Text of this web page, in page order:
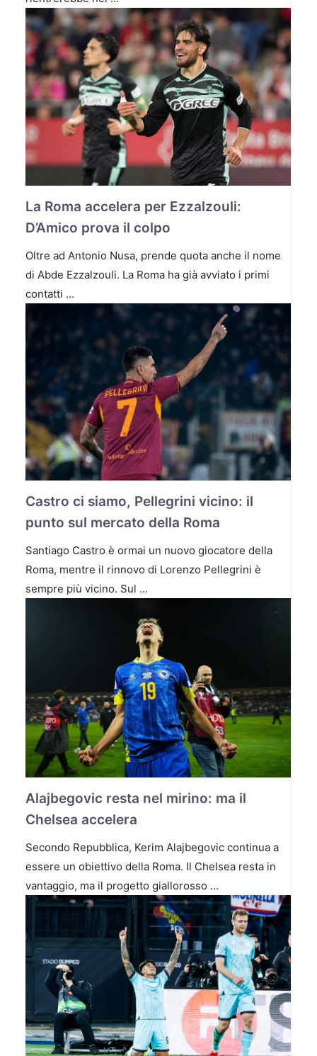
La Roma accelera per Ezzalzouli:
D’Amico prova il colpo
Oltre ad Antonio Nusa, prende quota anche il nome
di Abde Ezzalzouli. La Roma ha già avviato i primi
contatti …
Castro ci siamo, Pellegrini vicino: il
punto sul mercato della Roma
Santiago Castro è ormai un nuovo giocatore della
Roma, mentre il rinnovo di Lorenzo Pellegrini è
sempre più vicino. Sul …
Alajbegovic resta nel mirino: ma il
Chelsea accelera
Secondo Repubblica, Kerim Alajbegovic continua a
essere un obiettivo della Roma. Il Chelsea resta in
vantaggio, ma il progetto giallorosso …